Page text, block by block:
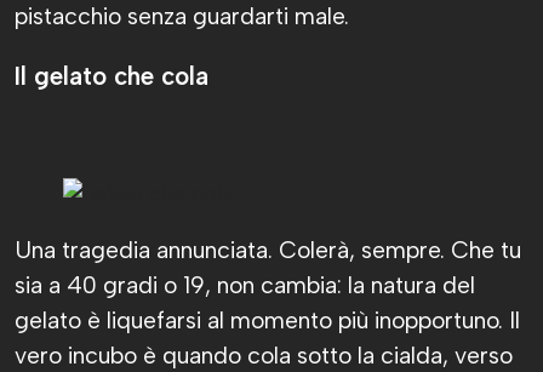
pistacchio senza guardarti male.
Il gelato che cola
Una tragedia annunciata. Colerà, sempre. Che tu
sia a 40 gradi o 19, non cambia: la natura del
gelato è liquefarsi al momento più inopportuno. Il
vero incubo è quando cola sotto la cialda, verso